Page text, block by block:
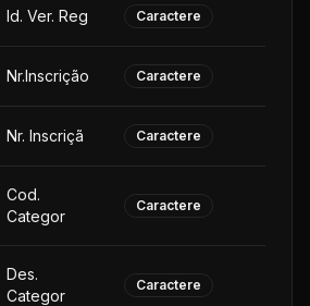
Id. Ver. Reg Caractere
Nr.Inscrição Caractere
Nr. Inscriçã Caractere
Cod.
Categor
Caractere
Des.
Categor
Caractere